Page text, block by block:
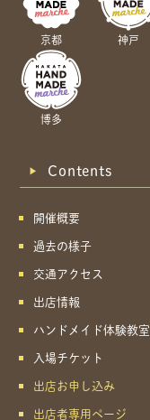
京都 神戸
博多
Contents
開催概要
過去の様子
交通アクセス
出店情報
ハンドメイド体験教室
入場チケット
出店お申し込み
出店者専用ページ